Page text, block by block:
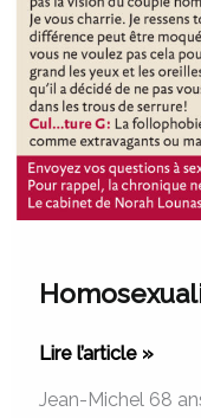
Lire l’article »
Jean-Michel 68